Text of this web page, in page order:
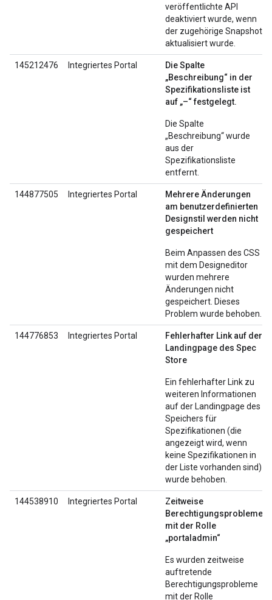
veröffentlichte API
deaktiviert wurde, wenn
der zugehörige Snapshot
aktualisiert wurde.
145212476 Integriertes Portal
Die Spalte
„Beschreibung“ in der
Spezifikationsliste ist
auf „–“ festgelegt.
Die Spalte
„Beschreibung“ wurde
aus der
Spezifikationsliste
entfernt.
144877505 Integriertes Portal
Mehrere Änderungen
am benutzerdefinierten
Designstil werden nicht
gespeichert
Beim Anpassen des CSS
mit dem Designeditor
wurden mehrere
Änderungen nicht
gespeichert. Dieses
Problem wurde behoben.
144776853 Integriertes Portal
Fehlerhafter Link auf der
Landingpage des Spec
Store
Ein fehlerhafter Link zu
weiteren Informationen
auf der Landingpage des
Speichers für
Spezifikationen (die
angezeigt wird, wenn
keine Spezifikationen in
der Liste vorhanden sind)
wurde behoben.
144538910 Integriertes Portal
Zeitweise
Berechtigungsprobleme
mit der Rolle
„portaladmin“
Es wurden zeitweise
auftretende
Berechtigungsprobleme
mit der Rolle